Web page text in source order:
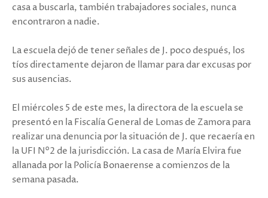
casa a buscarla, también trabajadores sociales, nunca
encontraron a nadie.
La escuela dejó de tener señales de J. poco después, los
tíos directamente dejaron de llamar para dar excusas por
sus ausencias.
El miércoles 5 de este mes, la directora de la escuela se
presentó en la Fiscalía General de Lomas de Zamora para
realizar una denuncia por la situación de J. que recaería en
la UFI N°2 de la jurisdicción. La casa de María Elvira fue
allanada por la Policía Bonaerense a comienzos de la
semana pasada.